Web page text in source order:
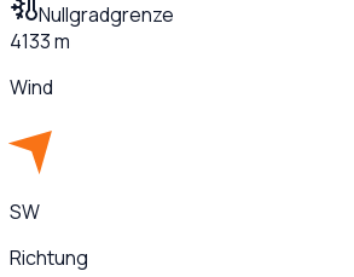
Nullgradgrenze
4133 m
Wind
SW
Richtung